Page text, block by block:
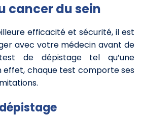
cancer du sein
efficacité et sécurité, il est
avec votre médecin avant de
de dépistage tel qu’une
effet, chaque test comporte ses